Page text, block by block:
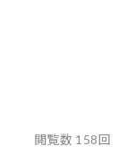
閲覧数 158回